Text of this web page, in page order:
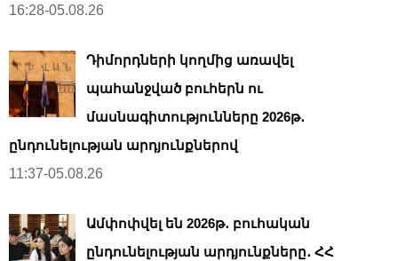
16:28-05.08.26
Դիմորդների կողմից առավել
պահանջված բուհերն ու
մասնագիտությունները 2026թ․
ընդունելության արդյունքներով
11:37-05.08.26
Ամփոփվել են 2026թ․ բուհական
ընդունելության արդյունքները․ ՀՀ